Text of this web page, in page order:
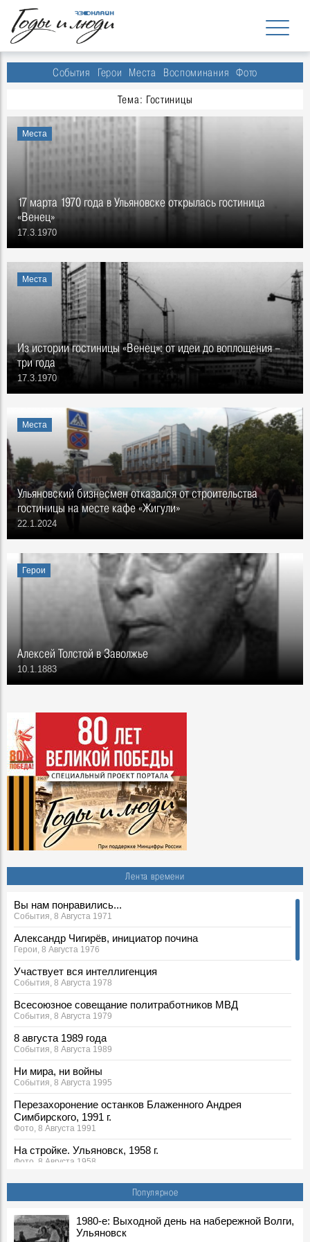
Лента времени
Вы нам понравились...
События, 8 Августа 1971
Александр Чигирёв, инициатор почина
Герои, 8 Августа 1976
Участвует вся интеллигенция
События, 8 Августа 1978
Всесоюзное совещание политработников МВД
События, 8 Августа 1979
8 августа 1989 года
События, 8 Августа 1989
Ни мира, ни войны
События, 8 Августа 1995
Перезахоронение останков Блаженного Андрея
Симбирского, 1991 г.
Фото, 8 Августа 1991
На стройке. Ульяновск, 1958 г.
Фото, 8 Августа 1958
Строится Ленинский мемориал, конец 1960-х
Каркас Ленинского мемориала, конец 1960-х гг.
Фото, 8 Августа 1968
События Герои Места Воспоминания Фото
Тема: Гостиницы
Места
17 марта 1970 года в Ульяновске открылась гостиница
«Венец»
17.3.1970
Места
Из истории гостиницы «Венец»: от идеи до воплощения –
три года
17.3.1970
Места
Ульяновский бизнесмен отказался от строительства
гостиницы на месте кафе «Жигули»
22.1.2024
Герои
Алексей Толстой в Заволжье
10.1.1883
Популярное
1980-е: Выходной день на набережной Волги,
Ульяновск